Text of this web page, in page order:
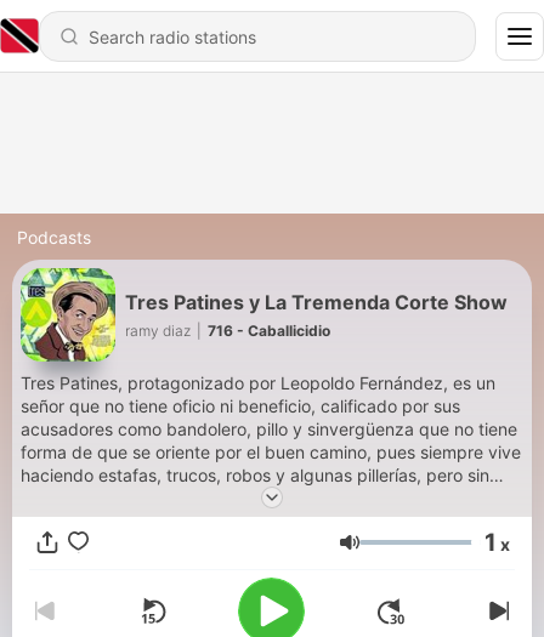
Podcasts
Tres Patines y La Tremenda Corte Show
ramy diaz 716 - Caballicidio
Tres Patines, protagonizado por Leopoldo Fernández, es un
señor que no tiene oficio ni beneficio, calificado por sus
acusadores como bandolero, pillo y sinvergüenza que no tiene
forma de que se oriente por el buen camino, pues siempre vive
haciendo estafas, trucos, robos y algunas pillerías, pero sin
llegar nunca a cometer delitos mayores. Sus hurtos consisten
en robo de dinero, animales domésticos y artículos comestibles
en algún establecimiento de alimentos; también se dedica a
(apuntaciones) y se vale de estafas o engaños para recibir
algún Support this podcast:
https://anchor.fm/pedro-
Volume 1 x